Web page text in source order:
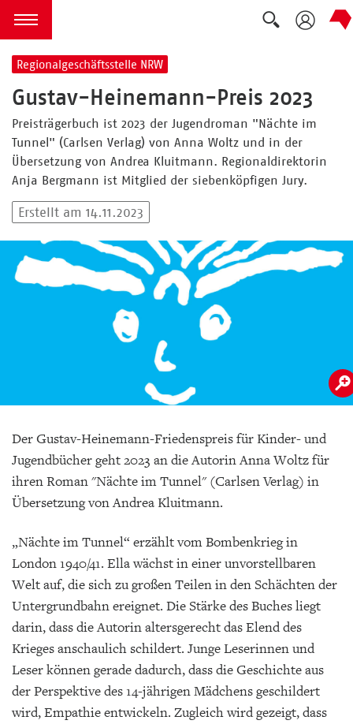
zum Inhalt springen
Menü öffnen
Suche
Regionalgeschäftsstelle NRW
Gustav-Heinemann-Preis 2023
Preisträgerbuch ist 2023 der Jugendroman "Nächte im
Tunnel" (Carlsen Verlag) von Anna Woltz und in der
Übersetzung von Andrea Kluitmann. Regionaldirektorin
Anja Bergmann ist Mitglied der siebenköpfigen Jury.
Erstellt am 14.11.2023
Der Gustav-Heinemann-Friedenspreis für Kinder- und
Jugendbücher geht 2023 an die Autorin Anna Woltz für
ihren Roman "Nächte im Tunnel" (Carlsen Verlag) in
Übersetzung von Andrea Kluitmann.
„Nächte im Tunnel“ erzählt vom Bombenkrieg in
London 1940/41. Ella wächst in einer unvorstellbaren
Welt auf, die sich zu großen Teilen in den Schächten der
Untergrundbahn ereignet. Die Stärke des Buches liegt
darin, dass die Autorin altersgerecht das Elend des
Krieges anschaulich schildert. Junge Leserinnen und
Leser können gerade dadurch, dass die Geschichte aus
der Perspektive des 14-jährigen Mädchens geschildert
wird, Empathie entwickeln. Zugleich wird gezeigt, dass